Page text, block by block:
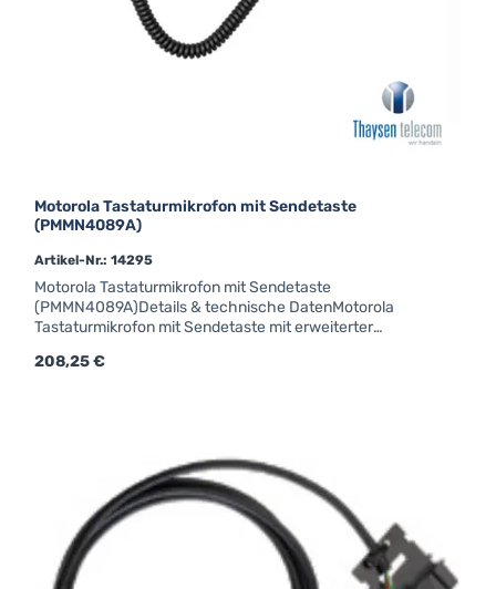
Motorola Tastaturmikrofon mit Sendetaste
(PMMN4089A)
Artikel-Nr.: 14295
Motorola Tastaturmikrofon mit Sendetaste
(PMMN4089A)Details & technische DatenMotorola
Tastaturmikrofon mit Sendetaste mit erweiterter
DM1600 DM2600Tastaturfunktion nur bei CM360 und
Regulärer Preis:
208,25 €